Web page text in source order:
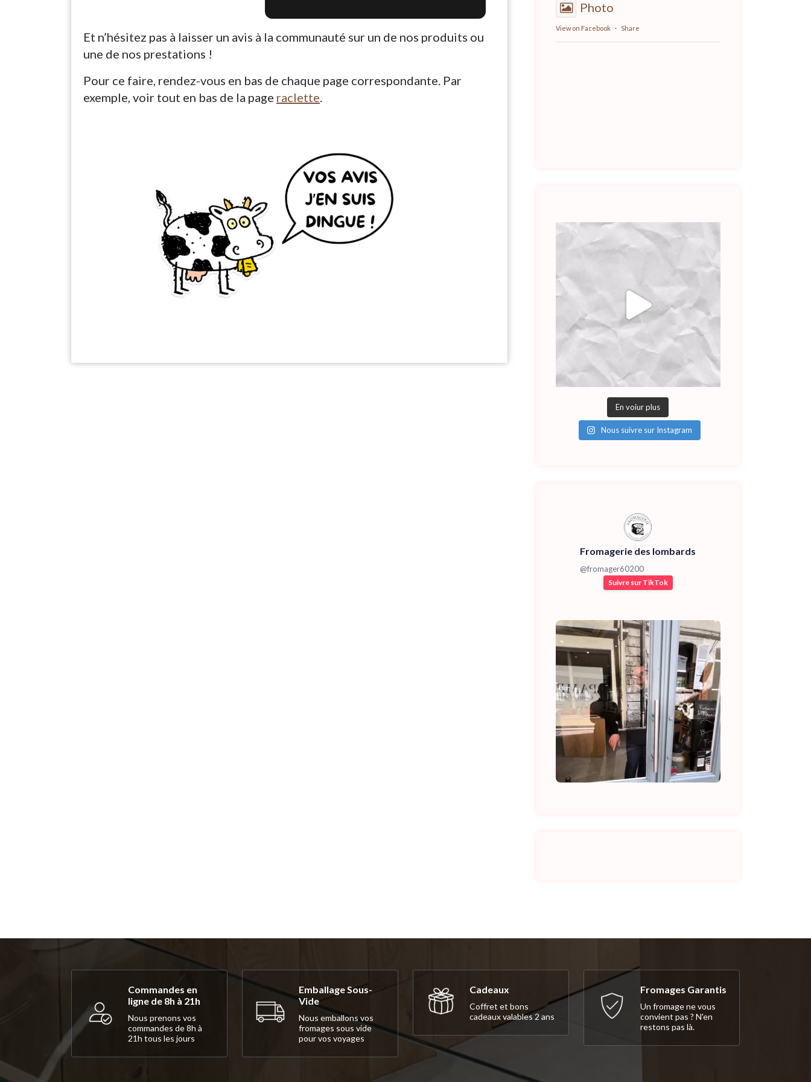
Et n’hésitez pas à laisser un avis à la communauté sur un de nos produits ou
une de nos prestations !
Pour ce faire, rendez-vous en bas de chaque page correspondante. Par
exemple, voir tout en bas de la page raclette.
Photo
View on Facebook · Share
En voiur plus
Nous suivre sur Instagram
Fromagerie des lombards
@fromager60200
Suivre sur TikTok
Commandes en
ligne de 8h à 21h
Nous prenons vos
commandes de 8h à
21h tous les jours
Emballage Sous-
Vide
Nous emballons vos
fromages sous vide
pour vos voyages
Cadeaux
Coffret et bons
cadeaux valables 2 ans
Fromages Garantis
Un fromage ne vous
convient pas ? N'en
restons pas là.